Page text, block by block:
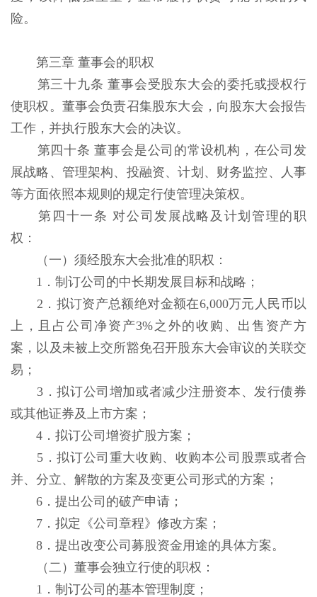
险。
第三章 董事会的职权
第三十九条 董事会受股东大会的委托或授权行
使职权。董事会负责召集股东大会，向股东大会报告
工作，并执行股东大会的决议。
第四十条 董事会是公司的常设机构，在公司发
展战略、管理架构、投融资、计划、财务监控、人事
等方面依照本规则的规定行使管理决策权。
第四十一条 对公司发展战略及计划管理的职
权：
（一）须经股东大会批准的职权：
1．制订公司的中长期发展目标和战略；
2．拟订资产总额绝对金额在6,000万元人民币以
上，且占公司净资产3%之外的收购、出售资产方
案，以及未被上交所豁免召开股东大会审议的关联交
易；
3．拟订公司增加或者减少注册资本、发行债券
或其他证券及上市方案；
4．拟订公司增资扩股方案；
5．拟订公司重大收购、收购本公司股票或者合
并、分立、解散的方案及变更公司形式的方案；
6．提出公司的破产申请；
7．拟定《公司章程》修改方案；
8．提出改变公司募股资金用途的具体方案。
（二）董事会独立行使的职权：
1．制订公司的基本管理制度；